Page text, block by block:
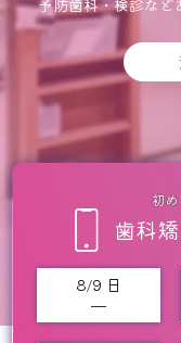
初
歯科
8/9 日
━